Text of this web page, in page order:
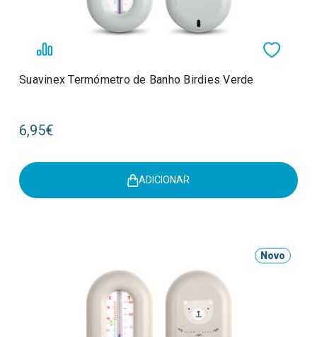
Suavinex Termómetro de Banho Birdies Verde
6,95€
ADICIONAR
Novo